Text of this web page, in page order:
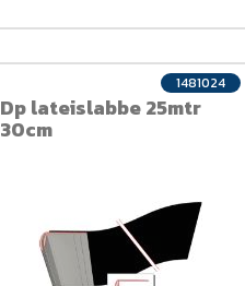
Dp lateislabbe 25mtr
30cm
1481024